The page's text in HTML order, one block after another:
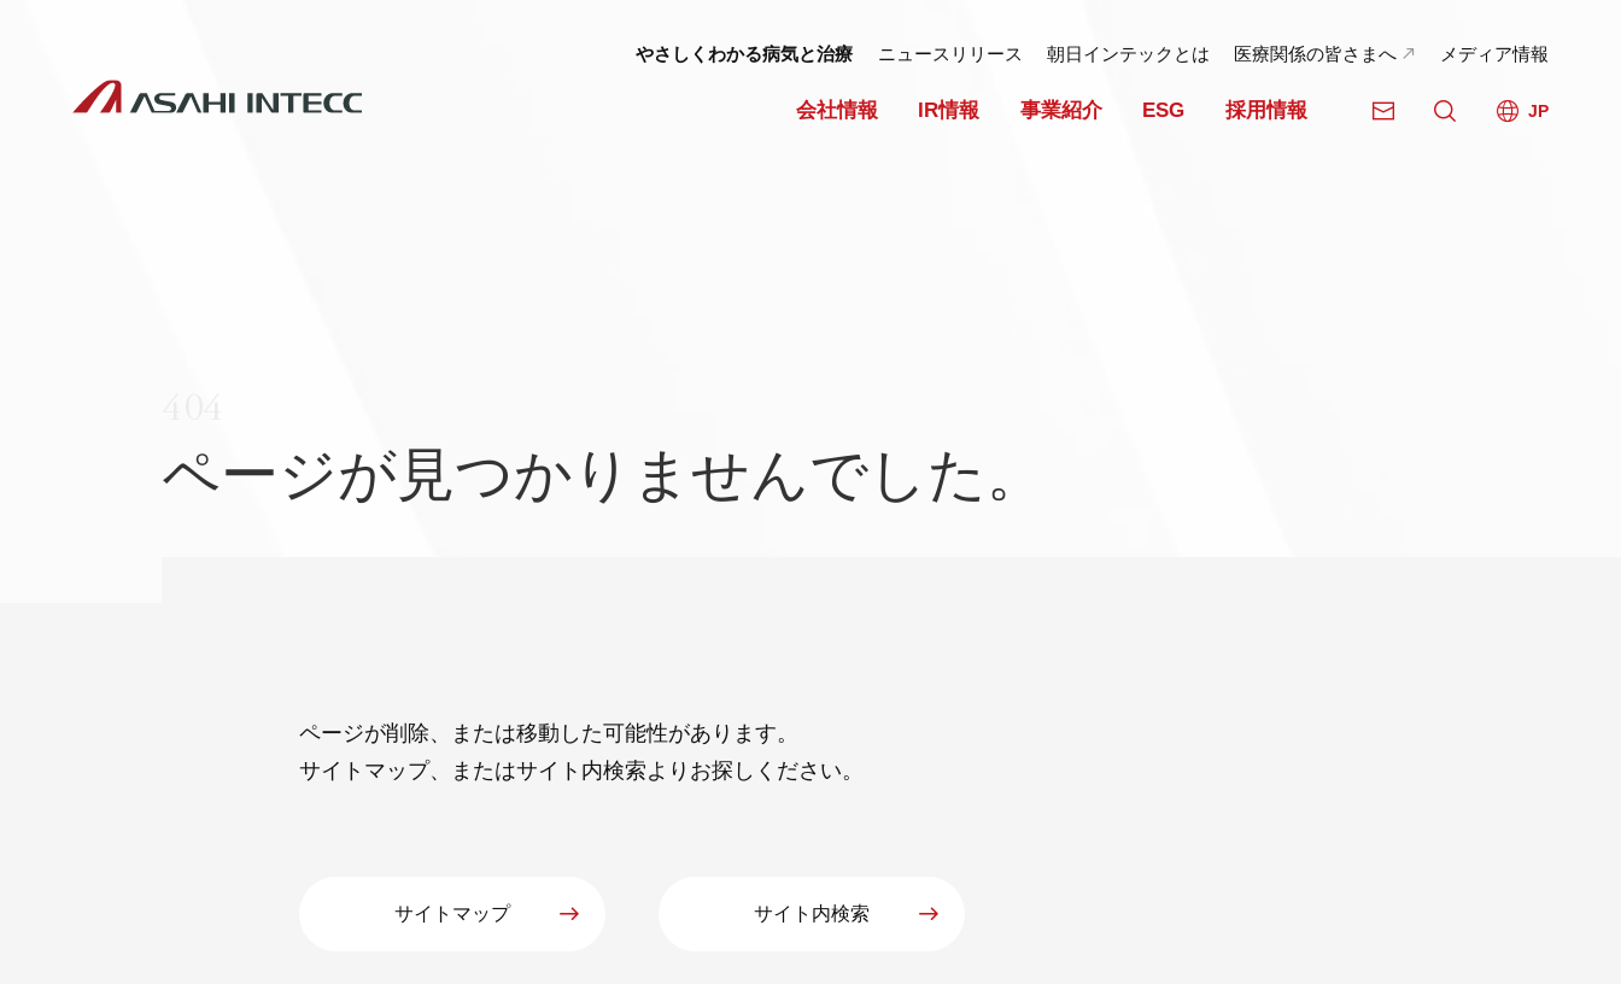
会社情報 IR情報 事業紹介 ESG 採用情報 JP
やさしくわかる病気と治療 ニュースリリース 朝日インテックとは 医療関係の皆さまへ メディア情報
ページが見つかりませんでした。
ページが削除、または移動した可能性があります。
サイトマップ、またはサイト内検索よりお探しください。
サイトマップ サイト内検索